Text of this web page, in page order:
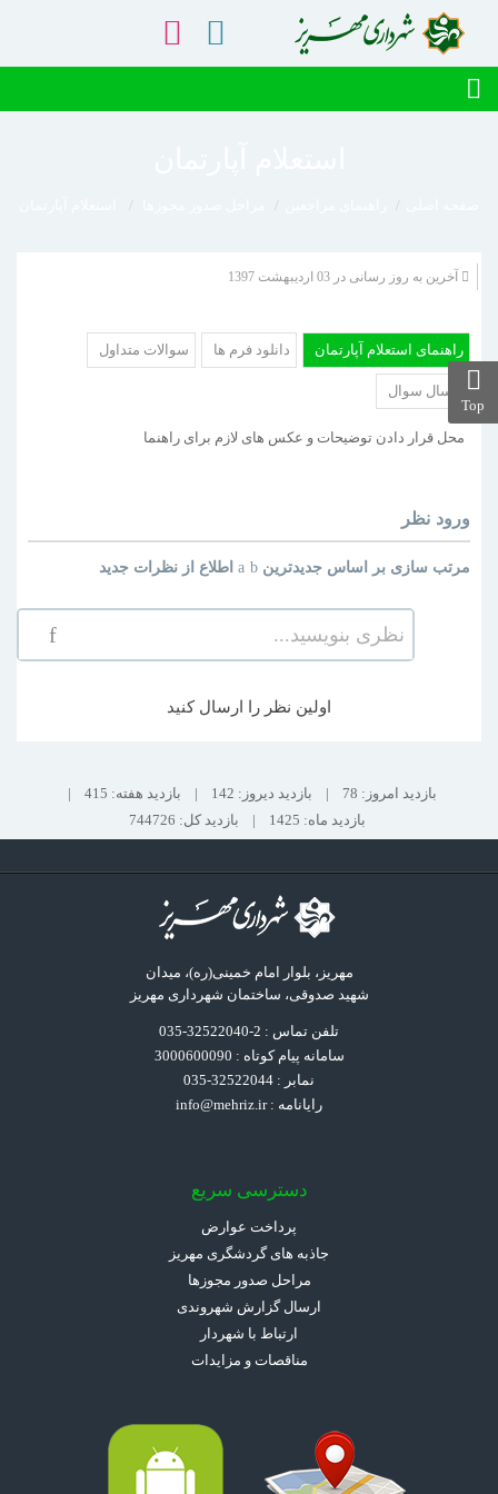
آخرین به روز رسانی در 03 ارديبهشت 1397
راهنمای استعلام آپارتمان دانلود فرم ها سوالات متداول
ارسال سوال
محل قرار دادن توضیحات و عکس های لازم برای راهنما
نظر ورود
اطلاع از نظرات جدید مرتب سازی بر اساس جدیدترین
نظری بنویسید...
اولین نظر را ارسال کنید
بازدید امروز: 78 | بازدید دیروز: 142 | بازدید هفته: 415
|
بازدید ماه: 1425
| بازدید کل: 744726
مهریز، بلوار امام خمینی(ره)، میدان
شهید صدوقی، ساختمان شهرداری مهریز
تلفن تماس : 2-32522040-035
سامانه پیام کوتاه : 3000600090
نمابر : 32522044-035
رایانامه :info@mehriz.ir
دسترسی سریع
پرداخت عوارض
جاذبه های گردشگری مهریز
مراحل صدور مجوزها
ارسال گزارش شهروندی
ارتباط با شهردار
مناقصات و مزایدات
Top